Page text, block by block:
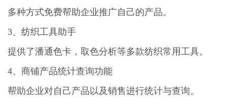
多种方式免费帮助企业推广自己的产品。
3、纺织工具助手
提供了潘通色卡，取色分析等多款纺织常用工具。
4、商铺产品统计查询功能
帮助企业对自己产品以及销售进行统计与查询。